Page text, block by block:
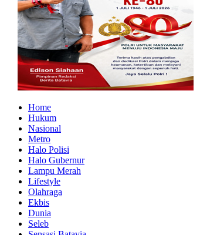
Home
Hukum
Nasional
Metro
Halo Polisi
Halo Gubernur
Lampu Merah
Lifestyle
Olahraga
Ekbis
Dunia
Seleb